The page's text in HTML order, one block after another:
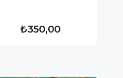
₺350,00